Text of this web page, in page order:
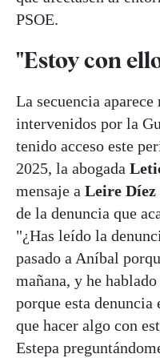
PSOE.
"Estoy con
La secuencia
intervenidos por la
tenido acceso este
2025, la abogada
mensaje a Leire Díez
de la denuncia que
"¿Has leído la
pasado a Aníbal
mañana, y he
porque esta denuncia
que hacer algo con
Estepa